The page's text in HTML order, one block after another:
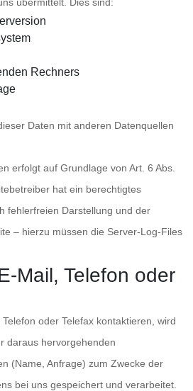
Rechners
Daten mit anderen Datenquellen
erfolgt auf Grundlage von Art. 6 Abs.
hat ein berechtigtes
fehlerfreien Darstellung und der
– hierzu müssen die Server-Log-Files
Mail, Telefon oder
oder Telefax kontaktieren, wird
daraus hervorgehenden
(Name, Anfrage) zum Zwecke der
bei uns gespeichert und verarbeitet.